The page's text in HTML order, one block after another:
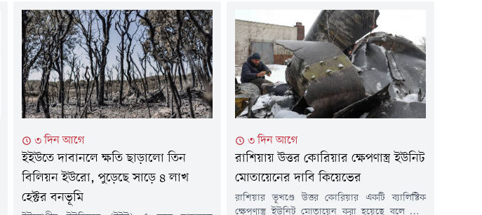
প্রতিরক্ষা সক্ষমতা বাড়ানোর অংশ হিসেবে দেশটি
যখন সামরিক নিয়োগ সম্প্রসারণ করছে, ঠিক সেই
সময় রাজপরিবারের এই সদস্যের সেনাবাহিনীতে
যোগ দেওয়া ব্যাপক আলোচনার জন্ম দিয়েছে।
রাজকুমারী ইসাবেলা ডেনমার্কের রাজা দশম ফ্রেডেরিক
ও রানি মেরির কন্যা। রাজপরিবারের...
সর্বশেষ উচ্চপদস্থ কর্মকর্তার বিরুদ্ধে পদক্ষেপ।
রয়টার্সের প্রতিবেদনে এ তথ্য উঠে এসেছে।রাষ্ট্রদূত
হওয়ার আগে উপ-প্রধানমন্ত্রীর দায়িত্বে থাকা
স্তেফানিশিনা দুটি অ্যাপার্টমেন্টসহ...
৩ দিন আগে
ইইউতে দাবানলে ক্ষতি ছাড়ালো তিন
বিলিয়ন ইউরো, পুড়েছে সাড়ে ৪ লাখ
হেক্টর বনভূমি
৩ দিন আগে
রাশিয়ায় উত্তর কোরিয়ার ক্ষেপণাস্ত্র ইউনিট
মোতায়েনের দাবি কিয়েভের
রাশিয়ার ভূখণ্ডে উত্তর কোরিয়ার একটি ব্যালিস্টিক
ক্ষেপণাস্ত্র ইউনিট মোতায়েন করা হয়েছে বলে দাবি